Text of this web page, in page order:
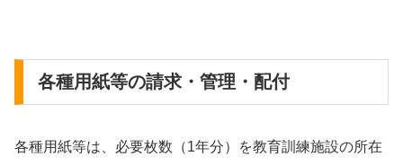
各種用紙等の請求・管理・配付
各種用紙等は、必要枚数（1年分）を教育訓練施設の所在